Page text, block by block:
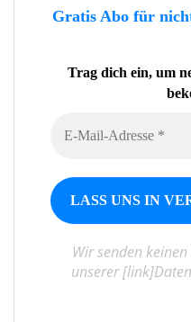
Gratis Abo für
Trag dich ein, um
Wir senden
unserer